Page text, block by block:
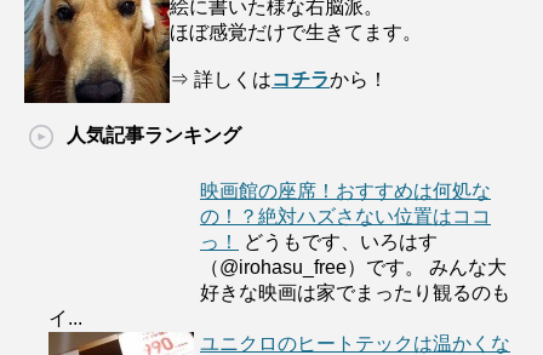
絵に書いた様な右脳派。
ほぼ感覚だけで生きてます。
⇒ 詳しくはコチラから！
人気記事ランキング
映画館の座席！おすすめは何処な
の！？絶対ハズさない位置はココ
っ！
どうもです、いろはす
（@irohasu_free）です。 みんな大
好きな映画は家でまったり観るのも
イ...
ユニクロのヒートテックは温かくな